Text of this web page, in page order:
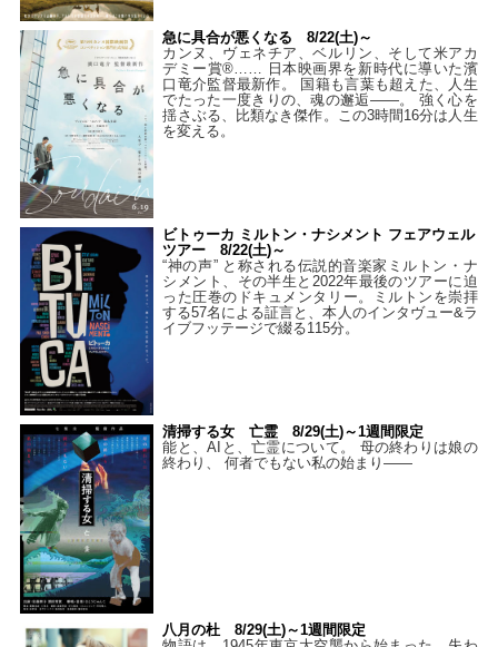
急に具合が悪くなる 8/22(土)～
カンヌ、ヴェネチア、ベルリン、そして米アカ
デミー賞®…… 日本映画界を新時代に導いた濱
口竜介監督最新作。 国籍も言葉も超えた、人生
でたった一度きりの、魂の邂逅――。 強く心を
揺さぶる、比類なき傑作。この3時間16分は人生
を変える。
ビトゥーカ ミルトン・ナシメント フェアウェル
ツアー 8/22(土)～
“神の声” と称される伝説的音楽家ミルトン・ナ
シメント、その半生と2022年最後のツアーに迫
った圧巻のドキュメンタリー。ミルトンを崇拝
する57名による証言と、本人のインタヴュー&ラ
イブフッテージで綴る115分。
清掃する女 亡霊 8/29(土)～1週間限定
能と、AIと、亡霊について。 母の終わりは娘の
終わり、 何者でもない私の始まり――
八月の杜 8/29(土)～1週間限定